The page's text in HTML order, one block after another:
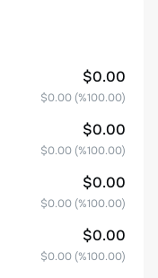
$0.00
$0.00 (%100.00)
$0.00
$0.00 (%100.00)
$0.00
$0.00 (%100.00)
$0.00
$0.00 (%100.00)